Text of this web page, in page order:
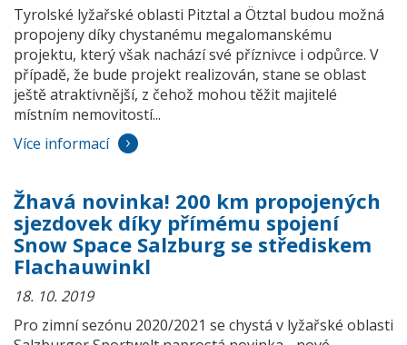
Tyrolské lyžařské oblasti Pitztal a Ötztal budou možná
propojeny díky chystanému megalomanskému
projektu, který však nachází své příznivce i odpůrce. V
případě, že bude projekt realizován, stane se oblast
ještě atraktivnější, z čehož mohou těžit majitelé
místním nemovitostí...
Více informací
Žhavá novinka! 200 km propojených
sjezdovek díky přímému spojení
Snow Space Salzburg se střediskem
Flachauwinkl
18. 10. 2019
Pro zimní sezónu 2020/2021 se chystá v lyžařské oblasti